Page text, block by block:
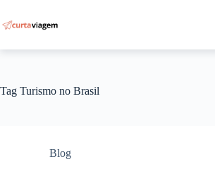
para
o
Tag Turismo no Brasil
Blog